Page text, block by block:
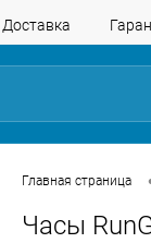
Доставка
Главная страница
Часы